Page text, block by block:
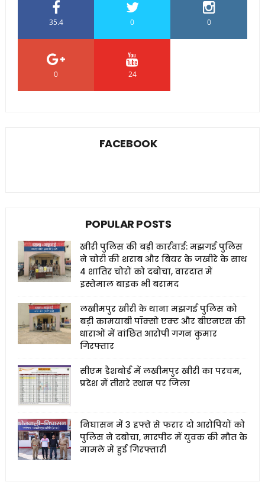
35.4 0 0
0 24
FACEBOOK
POPULAR POSTS
खीरी पुलिस की बड़ी कार्रवाई: मझगई पुलिस
ने चोरी की शराब और बियर के जखीरे के साथ
4 शातिर चोरों को दबोचा, वारदात में
इस्तेमाल बाइक भी बरामद
लखीमपुर खीरी के थाना मझगई पुलिस को
बड़ी कामयाबी पॉक्सो एक्ट और बीएनएस की
धाराओं में वांछित आरोपी गगन कुमार
गिरफ्तार
सीएम डैशबोर्ड में लखीमपुर खीरी का परचम,
प्रदेश में तीसरे स्थान पर जिला
निघासन में 3 हफ्ते से फरार दो आरोपियों को
पुलिस ने दबोचा, मारपीट में युवक की मौत के
मामले में हुई गिरफ्तारी